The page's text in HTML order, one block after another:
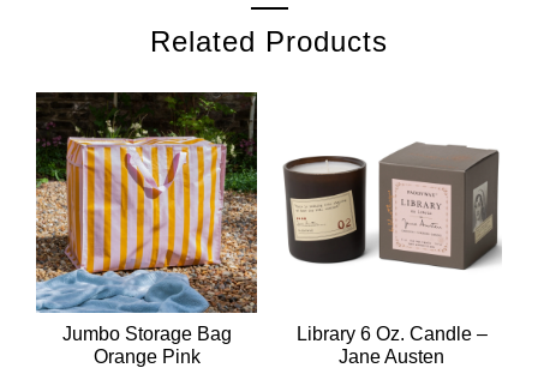
Related Products
Library 6 Oz. Candle –
Jane Austen
Jumbo Storage Bag
Orange Pink